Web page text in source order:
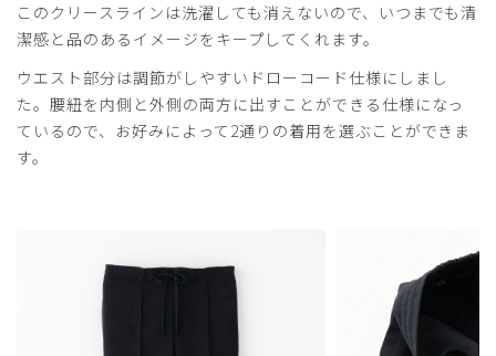
このクリースラインは洗濯しても消えないので、いつまでも清
潔感と品のあるイメージをキープしてくれます。
ウエスト部分は調節がしやすいドローコード仕様にしまし
た。腰紐を内側と外側の両方に出すことができる仕様になっ
ているので、お好みによって2通りの着用を選ぶことができま
す。